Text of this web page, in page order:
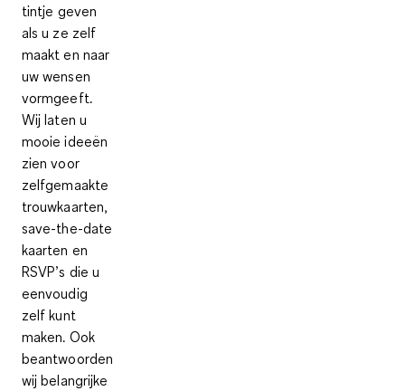
tintje geven
als u ze zelf
maakt en naar
uw wensen
vormgeeft.
Wij laten u
mooie ideeën
zien voor
zelfgemaakte
trouwkaarten,
save-the-date
kaarten en
RSVP’s die u
eenvoudig
zelf kunt
maken. Ook
beantwoorden
wij belangrijke